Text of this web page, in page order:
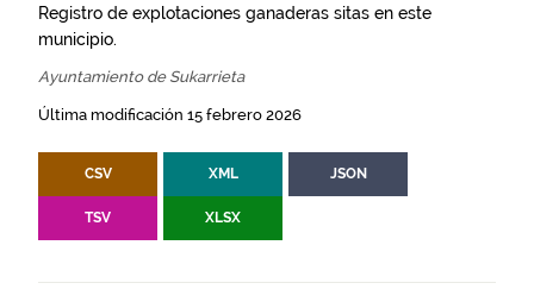
Registro de explotaciones ganaderas sitas en este
municipio.
Ayuntamiento de Sukarrieta
Última modificación 15 febrero 2026
CSV XML JSON
TSV XLSX